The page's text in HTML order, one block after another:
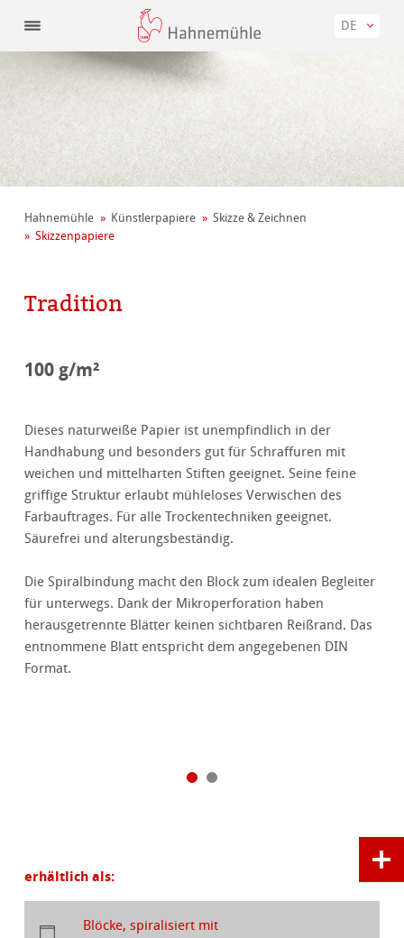
DE
Hahnemühle Künstler­papiere
Skizze & Zeichnen
Skizzenpapiere
Tradition
100 g/m²
Dieses naturweiße Papier ist unempfindlich in der
Handhabung und besonders gut für Schraffuren mit
weichen und mittelharten Stiften geeignet. Seine feine
griffige Struktur erlaubt mühleloses Verwischen des
Farbauftrages. Für alle Trockentechniken geeignet.
Säurefrei und alterungsbeständig.
Die Spiralbindung macht den Block zum idealen Begleiter
für unterwegs. Dank der Mikroperforation haben
herausgetrennte Blätter keinen sichtbaren Reißrand. Das
entnommene Blatt entspricht dem angegebenen DIN
Format.
erhältlich als:
Blöcke, spiralisiert mit